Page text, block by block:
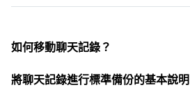
如何移動聊天記錄？
將聊天記錄進行標準備份的基本說明